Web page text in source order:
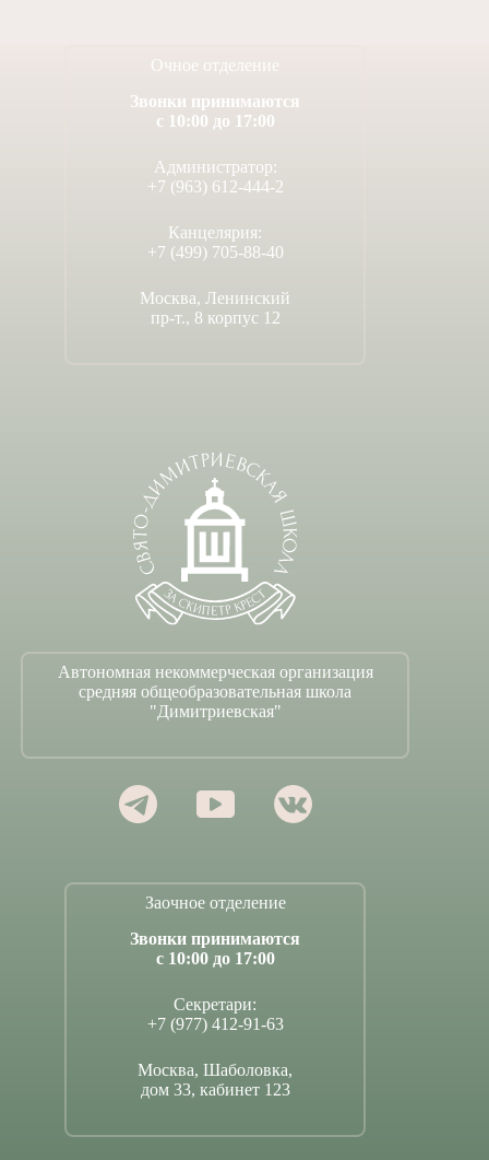
Очное отделение
Звонки принимаются
с 10:00 до 17:00
Администратор:
+7 (963) 612-444-2
Канцелярия:
+7 (499) 705-88-40
Москва, Ленинский
пр-т., 8 корпус 12
Автономная некоммерческая организация
средняя общеобразовательная школа
"Димитриевская"
Заочное отделение
Звонки принимаются
с 10:00 до 17:00
Секретари:
+7 (977) 412-91-63
Москва, Шаболовка,
дом 33, кабинет 123